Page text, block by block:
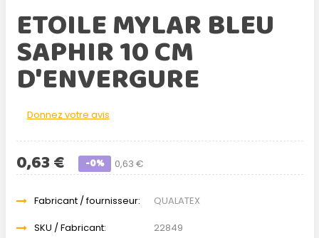
ETOILE MYLAR BLEU
SAPHIR 10 CM
D'ENVERGURE
Donnez votre avis
0,63 €
0,63 € -0%
Fabricant / fournisseur:
QUALATEX
SKU / Fabricant:
22849